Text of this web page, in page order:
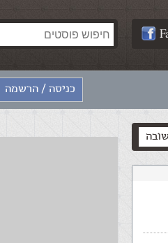
כניסה / הרשמה